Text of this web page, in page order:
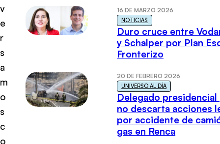
v
e
r
s
a
m
o
s
c
o
16 DE MARZO 2026
NOTICIAS
Duro cruce entre
y Schalper por Plan
Fronterizo
20 DE FEBRERO 2026
UNIVERSO AL DÍA
Delegado presidencial
no descarta acciones
por accidente de
gas en Renca